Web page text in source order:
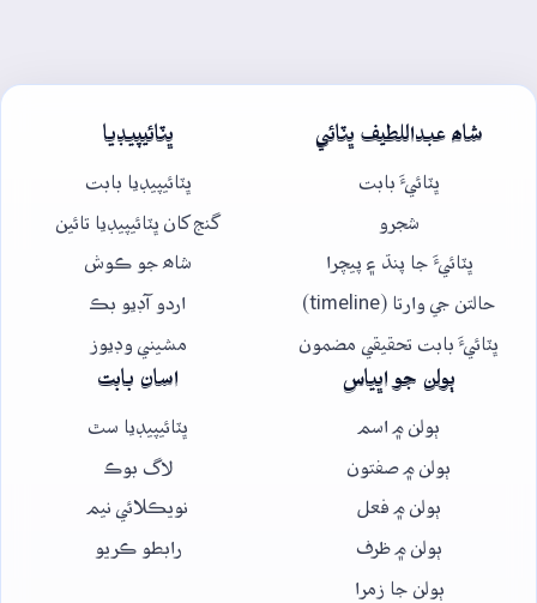
شاھ عبداللطيف ڀٽائي
ڀٽائيءَ بابت
شجرو
ڀٽائيءَ جا پنڌ ۽ پيچرا
حالتن جي وارتا (timeline)
ڀٽائيءَ بابت تحقيقي مضمون
ڀٽائيپيڊيا
ڀٽائيپيڊيا بابت
گنج کان ڀٽائيپيڊيا تائين
شاھ جو ڪوش
اردو آڊيو بڪ
مشيني وڊيوز
ٻولن جو اڀياس
ٻولن ۾ اسم
ٻولن ۾ صفتون
ٻولن ۾ فعل
ٻولن ۾ ظرف
ٻولن جا زمرا
اسان بابت
ڀٽائيپيڊيا سٿ
لاگ بوڪ
نويڪلائي نيم
رابطو ڪريو